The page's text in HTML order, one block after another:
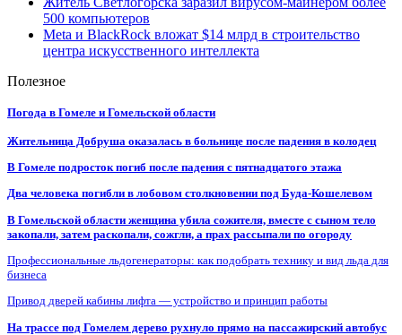
500 компьютеров
Meta и BlackRock вложат $14 млрд в строительство
центра искусственного интеллекта
Полезное
Погода в Гомеле и Гомельской области
Жительница Добруша оказалась в больнице после падения в колодец
В Гомеле подросток погиб после падения с пятнадцатого этажа
Два человека погибли в лобовом столкновении под Буда-Кошелевом
В Гомельской области женщина убила сожителя, вместе с сыном тело
закопали, затем раскопали, сожгли, а прах рассыпали по огороду
Профессиональные льдогенераторы: как подобрать технику и вид льда для
бизнеса
Привод дверей кабины лифта — устройство и принцип работы
На трассе под Гомелем дерево рухнуло прямо на пассажирский автобус